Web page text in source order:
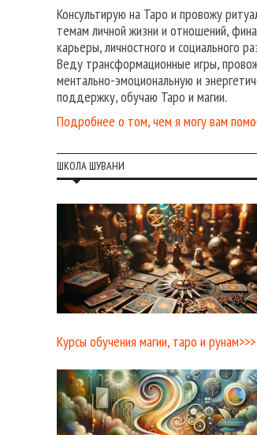
Консультирую на Таро и провожу
темам личной жизни и отношений,
карьеры, личностного и социального
Веду трансформационные игры,
ментально-эмоциональную и
поддержку, обучаю Таро и магии.
Подробнее о том, чем я могу вам
ШКОЛА ШУВАНИ
Курсы обучения магии, таро и рунам>>>